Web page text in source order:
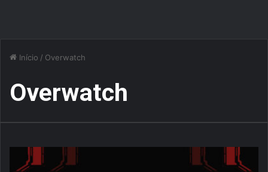
Início / Overwatch
Overwatch